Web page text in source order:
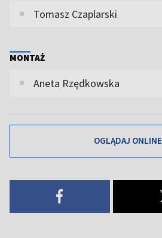
Tomasz Czaplarski
MONTAŻ
Aneta Rzędkowska
OGLĄDAJ ONLINE